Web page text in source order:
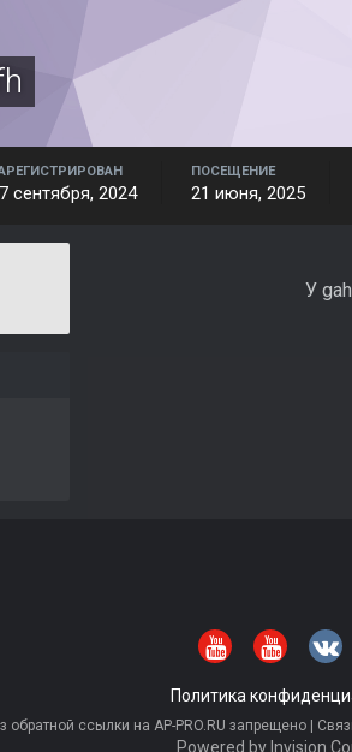
сентября, 2024
ПОСЕЩЕНИЕ
21 июня, 2025
У
Политика
обратной ссылки на AP-PRO.RU запрещено |
Powered by Invision